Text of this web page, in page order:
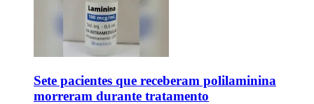
Sete pacientes que receberam polilaminina
morreram durante tratamento